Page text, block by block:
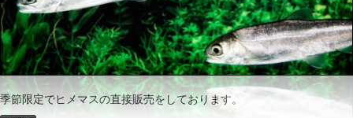
季節限定でヒメマスの直接販売をしております。